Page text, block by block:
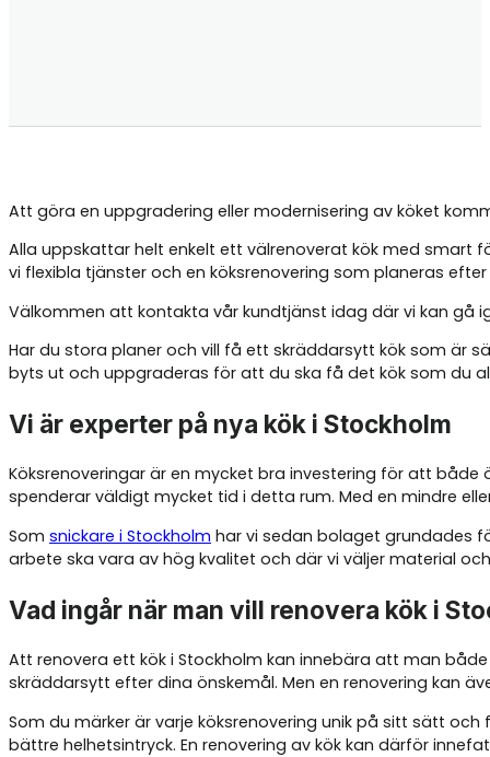
Att göra en uppgradering eller modernisering av köket
Alla uppskattar helt enkelt ett välrenoverat kök med smart
vi flexibla tjänster och en köksrenovering som planeras
Välkommen att kontakta vår kundtjänst idag där vi kan gå
Har du stora planer och vill få ett skräddarsytt kök som är
byts ut och uppgraderas för att du ska få det kök som du
Vi är experter på nya kök i Stockholm
Köksrenoveringar är en mycket bra investering för att
spenderar väldigt mycket tid i detta rum. Med en mindre
Som snickare i Stockholm har vi sedan bolaget grundades
arbete ska vara av hög kvalitet och där vi väljer material
Vad ingår när man vill renovera kök i
Att renovera ett kök i Stockholm kan innebära att man
skräddarsytt efter dina önskemål. Men en renovering kan
Som du märker är varje köksrenovering unik på sitt sätt
bättre helhetsintryck. En renovering av kök kan därför